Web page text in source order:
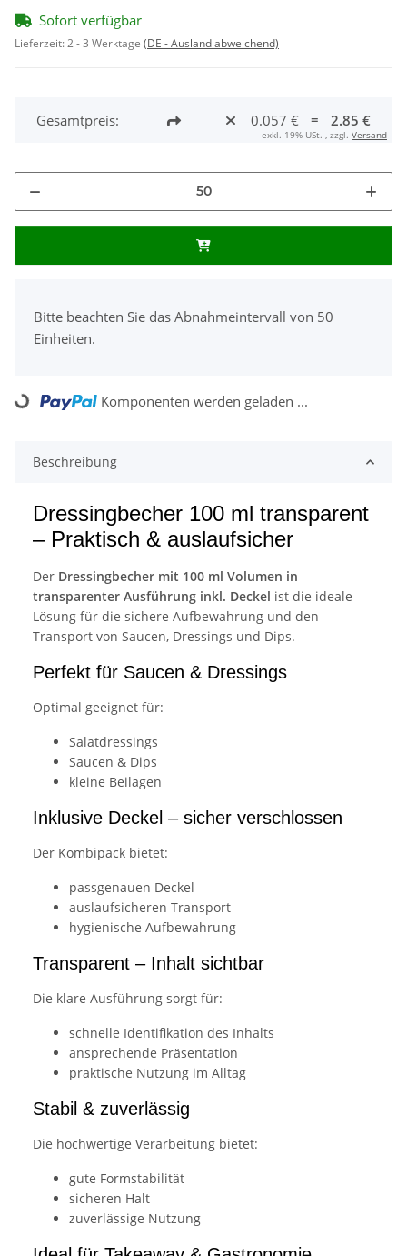
Sofort verfügbar
Lieferzeit:2 - 3 Werktage (DE - Ausland abweichend)
Gesamtpreis: 0.057 € = 2.85 €
exkl. 19% USt. , zzgl. Versand
Bitte beachten Sie das Abnahmeintervall von 50
Einheiten.
Loading... Komponenten werden geladen ...
Beschreibung
Dressingbecher 100 ml transparent
– Praktisch & auslaufsicher
Der Dressingbecher mit 100 ml Volumen in
transparenter Ausführung inkl. Deckel ist die ideale
Lösung für die sichere Aufbewahrung und den
Transport von Saucen, Dressings und Dips.
Perfekt für Saucen & Dressings
Optimal geeignet für:
Salatdressings
Saucen & Dips
kleine Beilagen
Inklusive Deckel – sicher verschlossen
Der Kombipack bietet:
passgenauen Deckel
auslaufsicheren Transport
hygienische Aufbewahrung
Transparent – Inhalt sichtbar
Die klare Ausführung sorgt für:
schnelle Identifikation des Inhalts
ansprechende Präsentation
praktische Nutzung im Alltag
Stabil & zuverlässig
Die hochwertige Verarbeitung bietet:
gute Formstabilität
sicheren Halt
zuverlässige Nutzung